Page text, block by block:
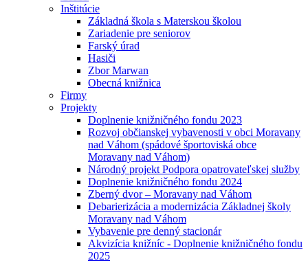
Inštitúcie
Základná škola s Materskou školou
Zariadenie pre seniorov
Farský úrad
Hasiči
Zbor Marwan
Obecná knižnica
Firmy
Projekty
Doplnenie knižničného fondu 2023
Rozvoj občianskej vybavenosti v obci Moravany
nad Váhom (spádové športoviská obce
Moravany nad Váhom)
Národný projekt Podpora opatrovateľskej služby
Doplnenie knižničného fondu 2024
Zberný dvor – Moravany nad Váhom
Debarierizácia a modernizácia Základnej školy
Moravany nad Váhom
Vybavenie pre denný stacionár
Akvizícia knižníc - Doplnenie knižničného fondu
2025